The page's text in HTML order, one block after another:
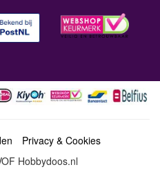
Privacy & Cookies
Hobbydoos.nl